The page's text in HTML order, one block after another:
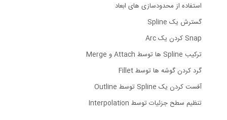
استفاده از محدودسازی های ابعاد
گسترش یک Spline
Snap کردن یک Arc
ترکیب Spline ها توسط Attach و Merge
گرد کردن گوشه ها توسط Fillet
آفست کردن یک Spline توسط Outline
تنظیم سطح جزئیات توسط Interpolation